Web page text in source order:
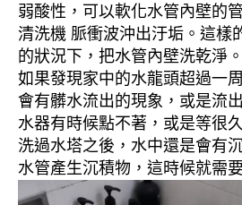
弱酸性，可以軟化水管內壁的
清洗機 脈衝波沖出汙垢。這樣
的狀況下，把水管內壁洗乾淨。
如果發現家中的水龍頭超過一
會有髒水流出的現象，或是流
水器有時候點不著，或是等很
洗過水塔之後，水中還是會有
水管產生沉積物，這時候就需